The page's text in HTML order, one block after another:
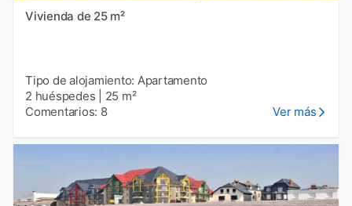
Vivienda de 25 m²
Tipo de alojamiento: Apartamento
2 huéspedes
25 m²
Comentarios: 8
Ver más